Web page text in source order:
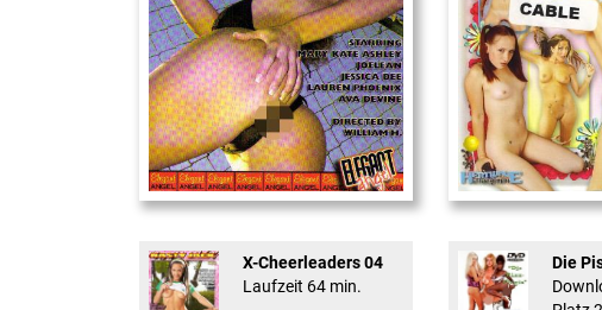
Cum Back Pussy #60
X-Cheerleaders 04
Laufzeit 64 min.
18 And Confused #8
Die